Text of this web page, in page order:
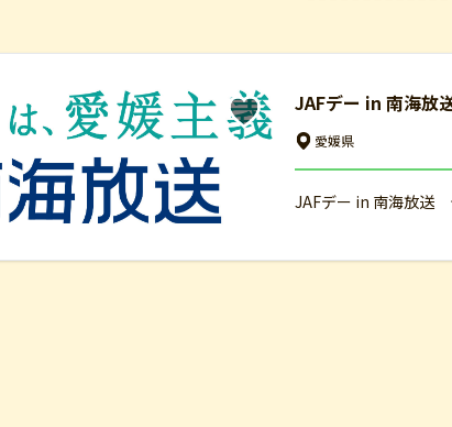
JAFデー in 南海放
愛媛県
JAFデー in 南海放送